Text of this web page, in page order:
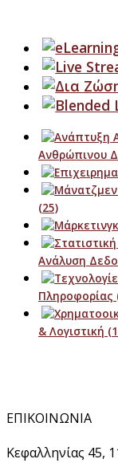
Ανθρώπινου
(25)
Ανάλυση
Πληροφορίας
& Λογιστική
ΕΠΙΚΟΙΝΩΝΙΑ
Κεφαλληνίας 45,